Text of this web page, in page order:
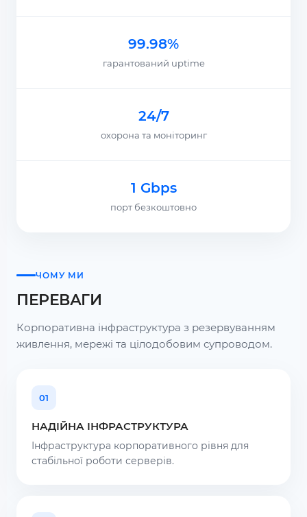
99.98%
гарантований uptime
24/7
охорона та моніторинг
1 Gbps
порт безкоштовно
ЧОМУ МИ
ПЕРЕВАГИ
Корпоративна інфраструктура з резервуванням
живлення, мережі та цілодобовим супроводом.
01
НАДІЙНА ІНФРАСТРУКТУРА
Інфраструктура корпоративного рівня для
стабільної роботи серверів.